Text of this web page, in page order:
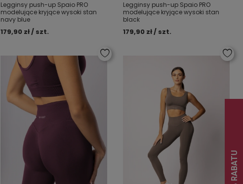
Legginsy push-up Spaio PRO
modelujące kryjące wysoki stan
navy blue
179,90 zł / szt.
Legginsy push-up Spaio PRO
modelujące kryjące wysoki stan
black
179,90 zł / szt.